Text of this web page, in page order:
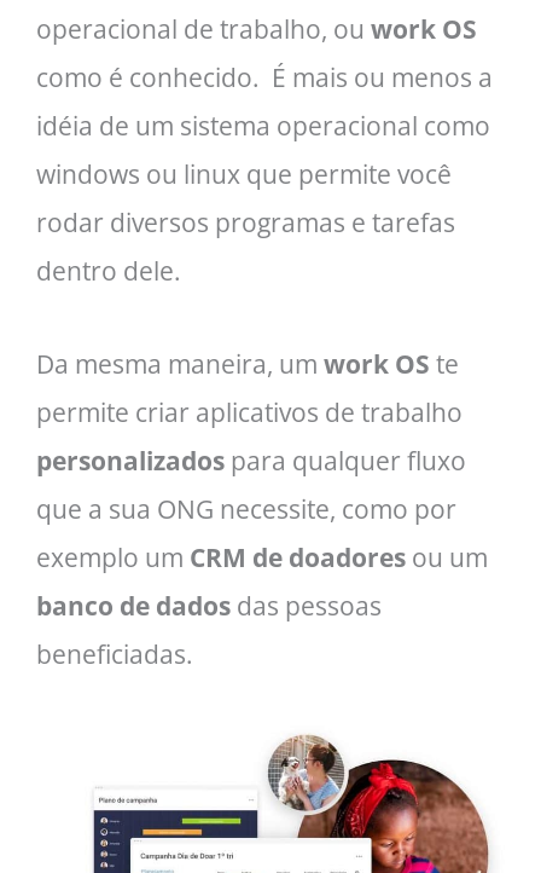
operacional de trabalho, ou work OS
como é conhecido. É mais ou menos a
idéia de um sistema operacional como
windows ou linux que permite você
rodar diversos programas e tarefas
dentro dele.
Da mesma maneira, um work OS te
permite criar aplicativos de trabalho
personalizados para qualquer fluxo
que a sua ONG necessite, como por
exemplo um CRM de doadores ou um
banco de dados das pessoas
beneficiadas.